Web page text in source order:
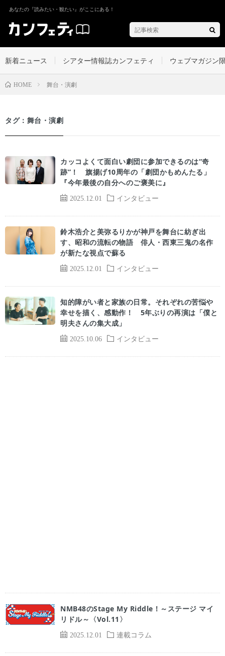
あなたの『読みたい・観たい』がここにある！
新着ニュース シアター情報誌カンフェティ ウェブマガジン
HOME 舞台・演劇
タグ：舞台・演劇
2025.12.01 インタビュー
カッコよくて面白い劇団に参加できるのは“奇
跡”！ 旗揚げ10周年の「劇団かもめんたる」
『今年最後の自分へのご褒美に』
2025.12.01 インタビュー
鈴木浩介と美弥るりかが神戸を舞台に紡ぎ出
す、昭和の流転の物語 俳人・西東三鬼の名作
が新たな視点で蘇る
2025.10.06 インタビュー
知的障がい者と家族の日常。それぞれの苦悩や
幸せを描く、感動作！ 5年ぶりの再演は「僕と
明夫さんの集大成」
2025.12.01 連載コラム
NMB48のStage My Riddle！～ステージ マイ
リドル～〈Vol.11〉